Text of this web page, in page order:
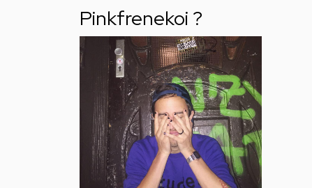
Pinkfrenekoi ?